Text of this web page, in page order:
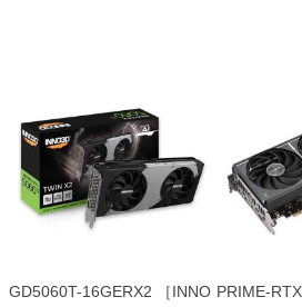
GD5060T-16GERX2 ［INNO PRIME-